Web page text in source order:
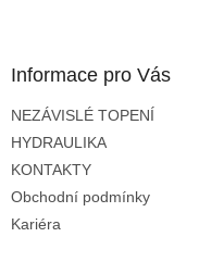
Informace pro Vás
NEZÁVISLÉ TOPENÍ
HYDRAULIKA
KONTAKTY
Obchodní podmínky
Kariéra